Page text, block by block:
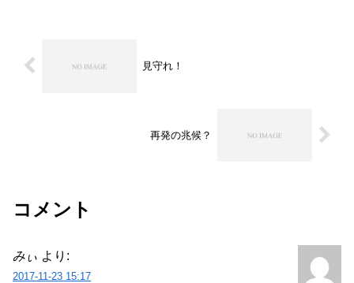
見守れ！
再発の兆候？
コメント
みぃ より:
2017-11-23 15:17